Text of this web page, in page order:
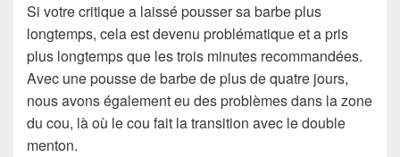
Si votre critique a laissé pousser sa barbe plus
longtemps, cela est devenu problématique et a pris
plus longtemps que les trois minutes recommandées.
Avec une pousse de barbe de plus de quatre jours,
nous avons également eu des problèmes dans la zone
du cou, là où le cou fait la transition avec le double
menton.